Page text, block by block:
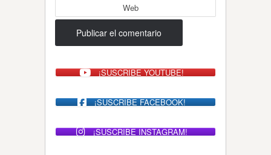
Web
¡SUSCRIBE YOUTUBE!
¡SUSCRIBE FACEBOOK!
¡SUSCRIBE INSTAGRAM!